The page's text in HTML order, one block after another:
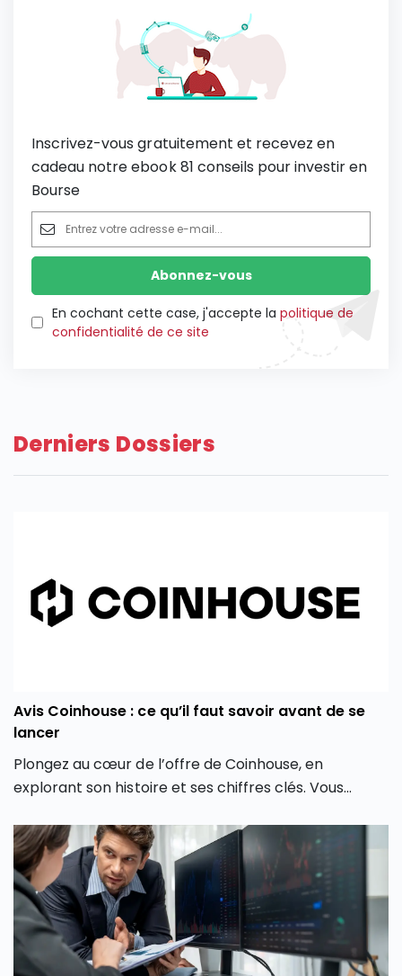
Inscrivez-vous gratuitement et recevez en
cadeau notre ebook 81 conseils pour investir en
Bourse
En cochant cette case, j'accepte la politique de
confidentialité de ce site
Derniers Dossiers
Avis Coinhouse : ce qu’il faut savoir avant de se
lancer
Plongez au cœur de l’offre de Coinhouse, en
explorant son histoire et ses chiffres clés. Vous
monnaies disponibles, les frais associés, et comment
la plateforme crypto Coinhouse vous permet de
mieux gérer vos investissements en monnaie
virtuelle.